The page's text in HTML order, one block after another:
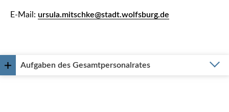
E-Mail: ursula.mitschke@stadt.wolfsburg.de
Aufgaben des Gesamtpersonalrates